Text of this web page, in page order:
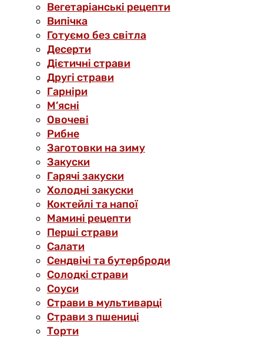
Вегетаріанські рецепти
Випічка
Готуємо без світла
Десерти
Дієтичні страви
Другі страви
Гарніри
М’ясні
Овочеві
Рибне
Заготовки на зиму
Закуски
Гарячі закуски
Холодні закуски
Коктейлі та напої
Мамині рецепти
Перші страви
Салати
Сендвічі та бутерброди
Солодкі страви
Соуси
Страви в мультиварці
Страви з пшениці
Торти